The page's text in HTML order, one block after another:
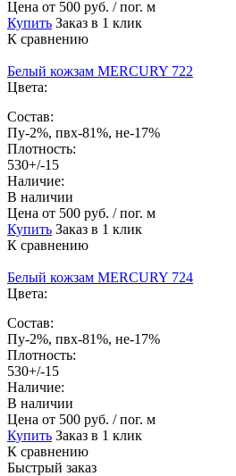
Цена от 500 руб. / пог. м
Купить Заказ в 1 клик
К сравнению
Белый кожзам MERCURY 722
Цвета:
Состав:
Пу-2%, пвх-81%, не-17%
Плотность:
530+/-15
Наличие:
В наличии
Цена от 500 руб. / пог. м
Купить Заказ в 1 клик
К сравнению
Белый кожзам MERCURY 724
Цвета:
Состав:
Пу-2%, пвх-81%, не-17%
Плотность:
530+/-15
Наличие:
В наличии
Цена от 500 руб. / пог. м
Купить Заказ в 1 клик
К сравнению
Быстрый заказ